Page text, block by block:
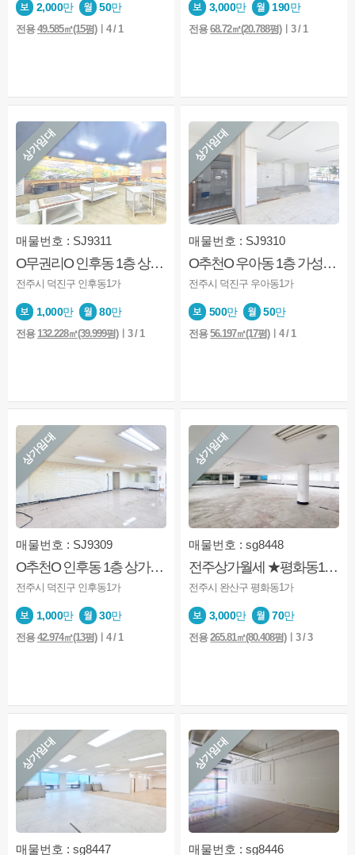
2,000만 50만
전용49.585㎡(15평)ㅣ4 / 1
3,000만 190만
전용68.72㎡(20.788평)ㅣ3 / 1
상가임대
매물번호 : SJ9311
O무권리O 인후동 1층 상가 가맥집·음식점 추천매물
전주시 덕진구 인후동1가
1,000만 80만
전용 132.228㎡(39.999평)ㅣ3 / 1
상가임대
매물번호 : SJ9310
O추천O 우아동 1층 가성비 상가 아중초 다양한 업종 가능
전주시 덕진구 우아동1가
500만 50만
전용56.197㎡(17평)ㅣ4 / 1
상가임대
매물번호 : SJ9309
O추천O 인후동 1층 상가 사무실·뷰티업 가성비 우수
전주시 덕진구 인후동1가
1,000만 30만
전용42.974㎡(13평)ㅣ4 / 1
상가임대
매물번호 : sg8448
전주상가월세 ★평화동1가★3층★사무실★교육업★운동시설등
전주시 완산구 평화동1가
3,000만 70만
전용265.81㎡(80.408평)ㅣ3 / 3
상가임대
매물번호 : sg8447
상가임대
매물번호 : sg8446